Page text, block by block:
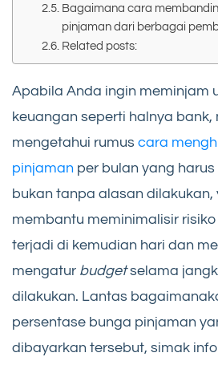
Bagaimana cara
pinjaman dari berbagai
Related posts:
Apabila Anda ingin meminjam
keuangan seperti halnya
mengetahui rumus cara
pinjaman per bulan yang
bukan tanpa alasan dilakukan,
membantu meminimalisir
terjadi di kemudian hari dan
mengatur budgetselama
dilakukan. Lantas
persentase bunga pinjaman
dibayarkan tersebut, simak